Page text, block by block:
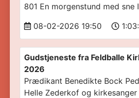
801 En morgenstund med sne
08-02-2026 19:50
Gudstjeneste fra Feldballe
2026
Prædikant Benedikte Bock
Helle Zederkof og